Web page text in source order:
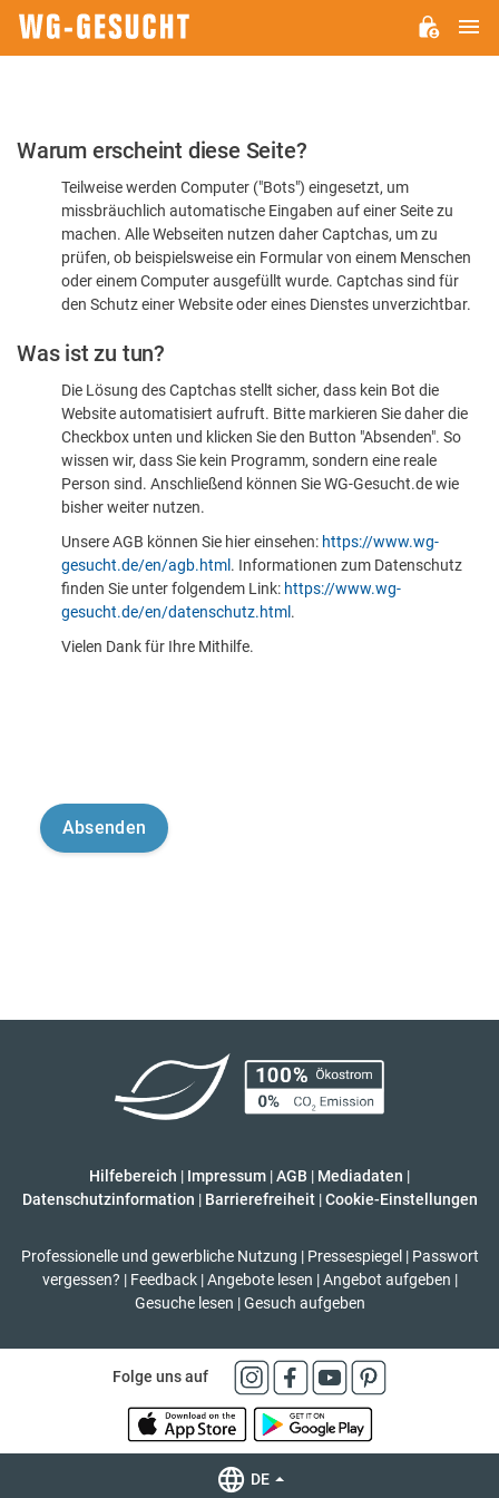
Bitte
dass
sind
Warum erscheint diese Seite?
Teilweise werden Computer ("Bots") eingesetzt, um
missbräuchlich automatische Eingaben auf einer Seite zu
machen. Alle Webseiten nutzen daher Captchas, um zu
prüfen, ob beispielsweise ein Formular von einem Menschen
oder einem Computer ausgefüllt wurde. Captchas sind für
den Schutz einer Website oder eines Dienstes unverzichtbar.
Was ist zu tun?
Die Lösung des Captchas stellt sicher, dass kein Bot die
Website automatisiert aufruft. Bitte markieren Sie daher die
Checkbox unten und klicken Sie den Button "Absenden". So
wissen wir, dass Sie kein Programm, sondern eine reale
Person sind. Anschließend können Sie WG-Gesucht.de wie
bisher weiter nutzen.
Unsere AGB können Sie hier einsehen: https://www.wg-
gesucht.de/en/agb.html . Informationen zum Datenschutz
finden Sie unter folgendem Link: https://www.wg-
gesucht.de/en/datenschutz.html .
Vielen Dank für Ihre Mithilfe.
Hilfebereich | Impressum |AGB | Mediadaten |
Datenschutzinformation | Barrierefreiheit | Cookie-Einstellungen
Professionelle und gewerbliche Nutzung | Pressespiegel | Passwort
vergessen? | Feedback | Angebote lesen | Angebot aufgeben |
Gesuche lesen | Gesuch aufgeben
Folge uns auf
DE